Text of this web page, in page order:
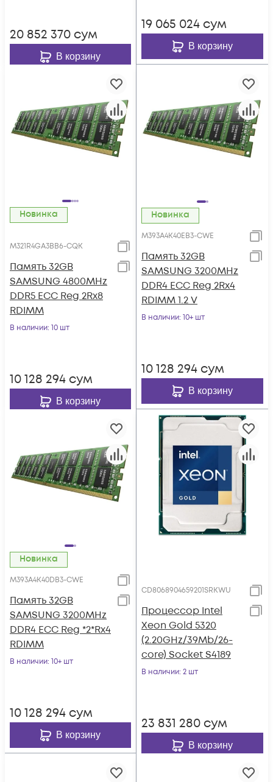
20 852 370 сум
В корзину
19 065 024 сум
В корзину
Новинка
M321R4GA3BB6-CQK
Память 32GB
SAMSUNG 4800MHz
DDR5 ECC Reg 2Rx8
RDIMM
В наличии: 10 шт
10 128 294 сум
В корзину
Новинка
M393A4K40EB3-CWE
Память 32GB
SAMSUNG 3200MHz
DDR4 ECC Reg 2Rx4
RDIMM 1.2 V
В наличии: 10+ шт
10 128 294 сум
В корзину
Новинка
M393A4K40DB3-CWE
Память 32GB
SAMSUNG 3200MHz
DDR4 ECC Reg *2*Rx4
RDIMM
В наличии: 10+ шт
10 128 294 сум
В корзину
CD8068904659201SRKWU
Процессор Intel
Xeon Gold 5320
(2.20GHz/39Mb/26-
core) Socket S4189
В наличии: 2 шт
23 831 280 сум
В корзину